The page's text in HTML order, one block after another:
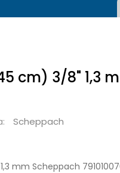
cm) 3/8" 1,3
Scheppach
mm Scheppach